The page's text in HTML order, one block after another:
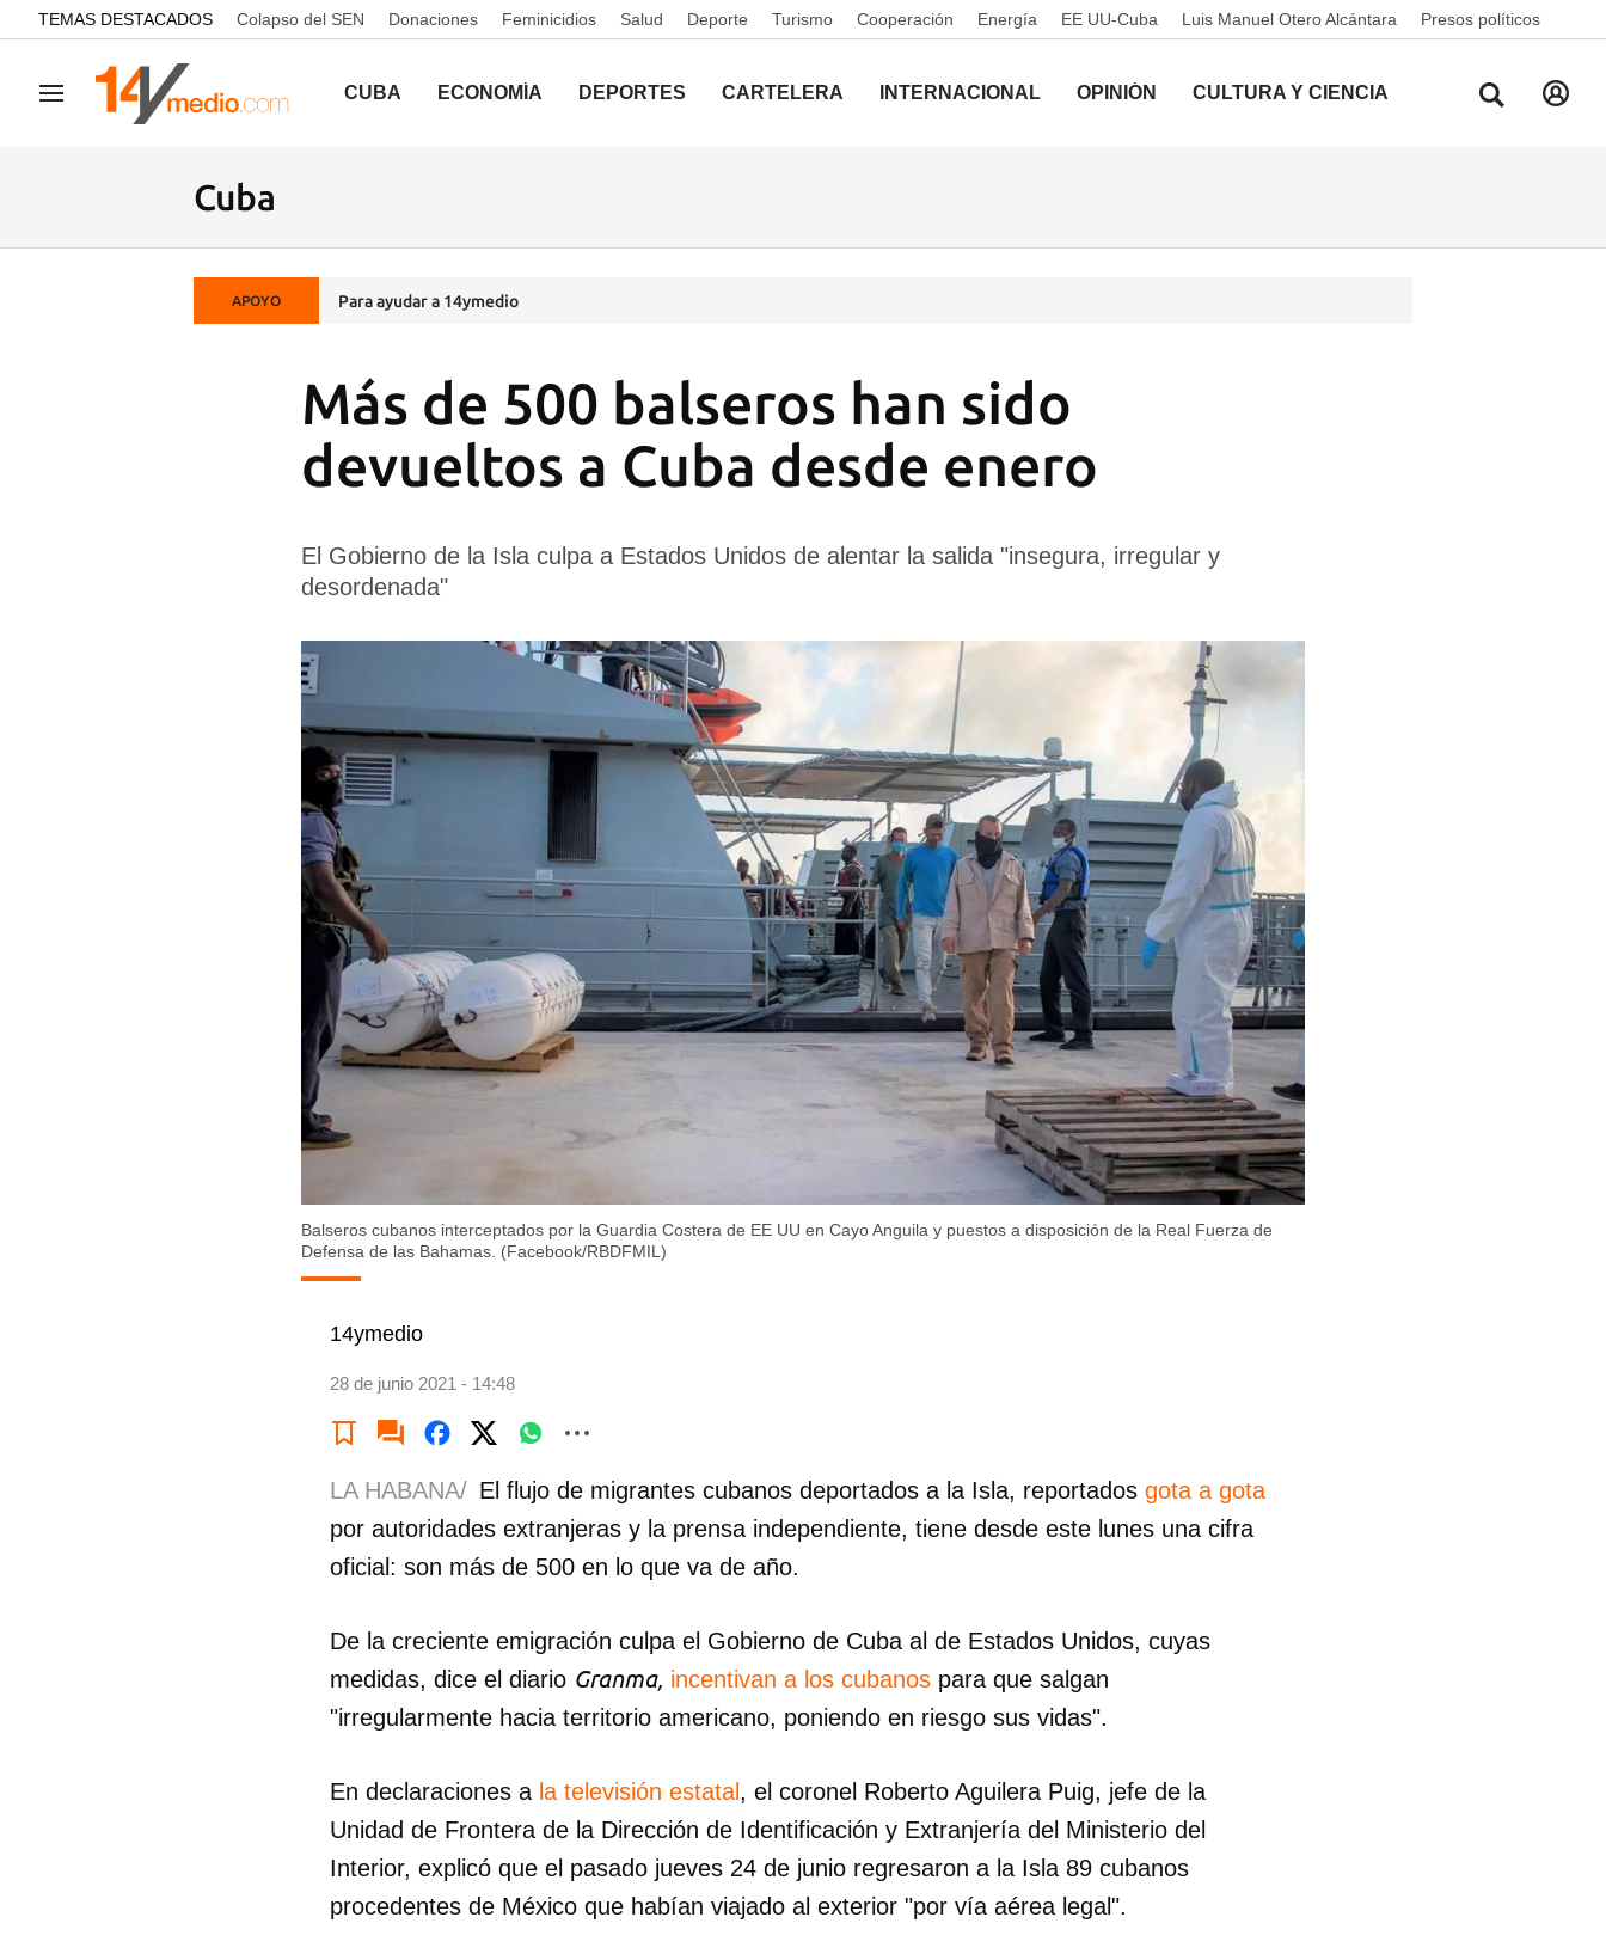
common.go-to-content
TEMAS DESTACADOS Colapso del SEN Donaciones Feminicidios Salud Deporte Turismo Cooperación Energía EE UU-Cuba Luis Manuel Otero Alcántara Presos políticos
Navegación CUBA ECONOMÍA DEPORTES CARTELERA INTERNACIONAL OPINIÓN CULTURA Y CIENCIA
Cuba
APOYO Para ayudar a 14ymedio
Más de 500 balseros han sido
devueltos a Cuba desde enero
El Gobierno de la Isla culpa a Estados Unidos de alentar la salida "insegura, irregular y
desordenada"
Balseros cubanos interceptados por la Guardia Costera de EE UU en Cayo Anguila y puestos a disposición de la Real Fuerza de
Defensa de las Bahamas. (Facebook/RBDFMIL)
14ymedio
28 de junio 2021 - 14:48
LA HABANA/ El flujo de migrantes cubanos deportados a la Isla, reportados gota a gota
por autoridades extranjeras y la prensa independiente, tiene desde este lunes una cifra
oficial: son más de 500 en lo que va de año.
De la creciente emigración culpa el Gobierno de Cuba al de Estados Unidos, cuyas
medidas, dice el diario Granma, incentivan a los cubanos para que salgan
"irregularmente hacia territorio americano, poniendo en riesgo sus vidas".
En declaraciones a la televisión estatal , el coronel Roberto Aguilera Puig, jefe de la
Unidad de Frontera de la Dirección de Identificación y Extranjería del Ministerio del
Interior, explicó que el pasado jueves 24 de junio regresaron a la Isla 89 cubanos
procedentes de México que habían viajado al exterior "por vía aérea legal".